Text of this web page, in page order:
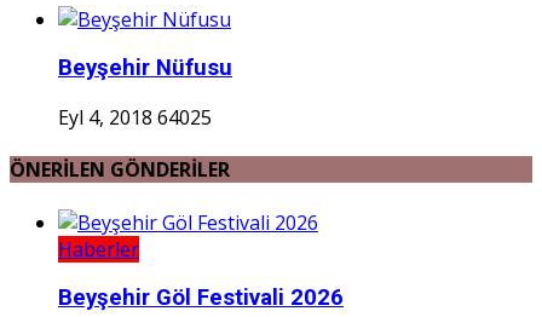
Beyşehir Nüfusu
Eyl 4, 2018 64025
ÖNERİLEN GÖNDERİLER
Haberler
Beyşehir Göl Festivali 2026